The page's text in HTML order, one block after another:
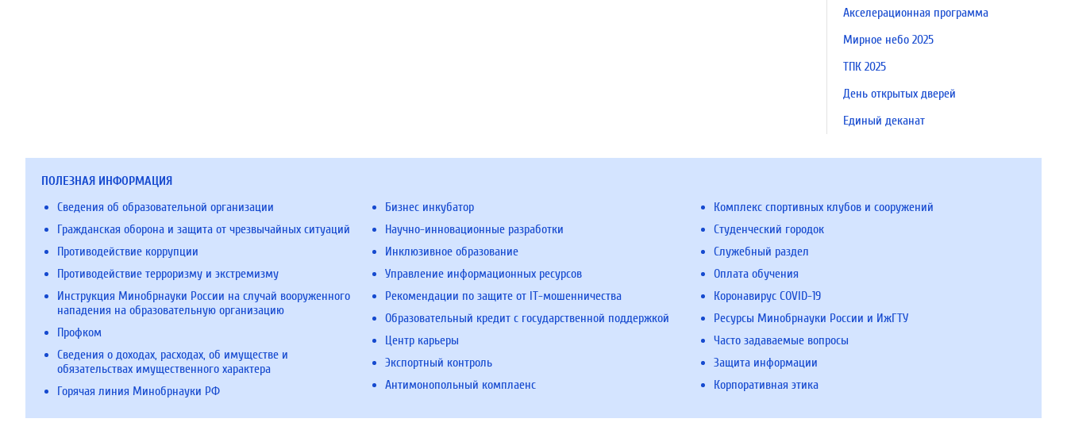
Акселерационная программа
Мирное небо 2025
ТПК 2025
День открытых дверей
Единый деканат
ПОЛЕЗНАЯ ИНФОРМАЦИЯ
Сведения об образовательной организации
Гражданская оборона и защита от чрезвычайных ситуаций
Противодействие коррупции
Противодействие терроризму и экстремизму
Инструкция Минобрнауки России на случай вооруженного
нападения на образовательную организацию
Профком
Сведения о доходах, расходах, об имуществе и
обязательствах имущественного характера
Горячая линия Минобрнауки РФ
Бизнес инкубатор
Научно-инновационные разработки
Инклюзивное образование
Управление информационных ресурсов
Рекомендации по защите от IT-мошенничества
Образовательный кредит с государственной поддержкой
Центр карьеры
Экспортный контроль
Антимонопольный комплаенс
Комплекс спортивных клубов и сооружений
Студенческий городок
Служебный раздел
Оплата обучения
Коронавирус COVID-19
Ресурсы Минобрнауки России и ИжГТУ
Часто задаваемые вопросы
Защита информации
Корпоративная этика